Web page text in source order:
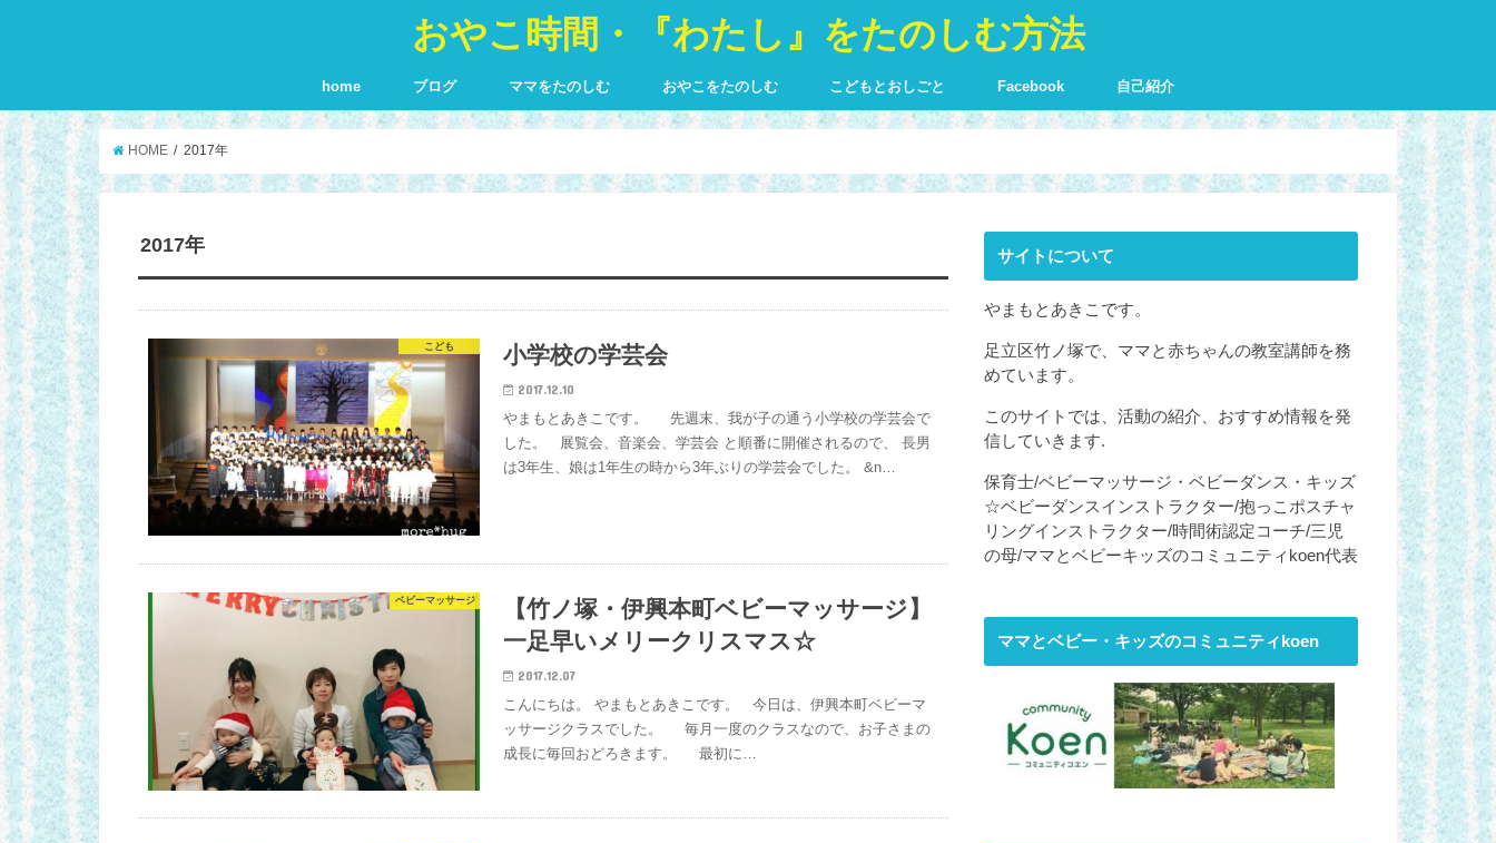
おやこ時間・『わたし』をたのしむ方法
home ブログ ママをたのしむ
ママと赤ちゃんの教室 more*hug ベビーマッサージ
もっと抱っこがスキになる講座
わたしの個性の活かし方 〜個性心理
個性心理学を自分・お仕事・家庭に
アドバイザー講座】
わたしらしく楽しむ時間管理術
おやこをたのしむ
コミュニティkoen
こどもとおしごと
わくわくする時間の使い方を伝える
抱っこのプロ＊抱っこポスチャリン
個性心理学を自分・お仕事・家庭に
アドバイザー講座】
Facebook 自己紹介
HOME 2017年
2017年
こども 小学校の学芸会
2017.12.10
やまもとあきこです。 先週末、我が子の通う小学校の学芸会で
した。 展覧会、音楽会、学芸会 と順番に開催されるので、 長男
は3年生、娘は1年生の時から3年ぶりの学芸会でした。 &n…
ベビーマッサージ
【竹ノ塚・伊興本町ベビーマッサージ】
一足早いメリークリスマス☆
2017.12.07
こんにちは。 やまもとあきこです。 今日は、伊興本町ベビーマ
ッサージクラスでした。 毎月一度のクラスなので、お子さまの
成長に毎回おどろきます。 最初に…
サイトについて
やまもとあきこです。
足立区竹ノ塚で、ママと赤ちゃんの教室講師を務
めています。
このサイトでは、活動の紹介、おすすめ情報を発
信していきます.
保育士/ベビーマッサージ・ベビーダンス・キッズ
☆ベビーダンスインストラクター/抱っこポスチャ
リングインストラクター/時間術認定コーチ/三児
の母/ママとベビーキッズのコミュニティkoen代表
ママとベビー・キッズのコミュニティkoen